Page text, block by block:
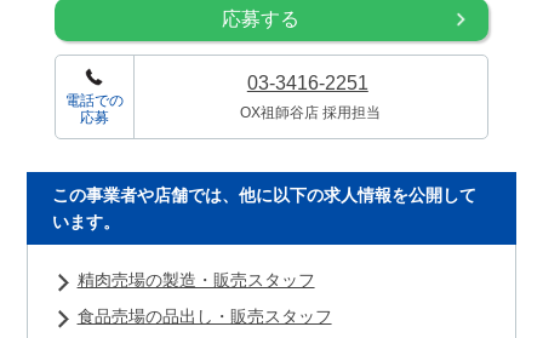
応募する
電話での
応募
03-3416-2251
OX祖師谷店 採用担当
この事業者や店舗では、他に以下の求人情報を公開して
います。
精肉売場の製造・販売スタッフ
食品売場の品出し・販売スタッフ